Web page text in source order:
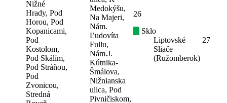
Nižné
Hrady, Pod
Horou, Pod
Kopanicami,
Pod
Kostolom,
Pod Skálím,
Pod Stráňou,
Pod
Zvonicou,
Stredná
Medokýšu,
Na Majeri,
Nám.
Ľudovíta
Fullu,
Nám.J.
Kútnika-
Šmálova,
Nižnianska
ulica, Pod
Pivničiskom,
26
Sklo
Liptovské
Sliače
(Ružomberok)
27